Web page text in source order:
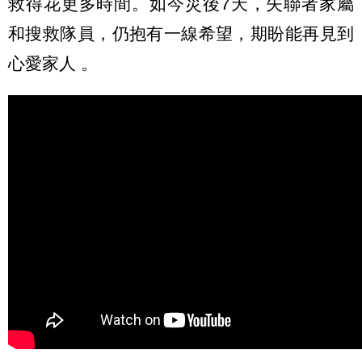
救得花更多時間。如今災後7天，失聯者家屬
和搜救隊員，仍抱有一線希望，期盼能再見到
心愛家人 。